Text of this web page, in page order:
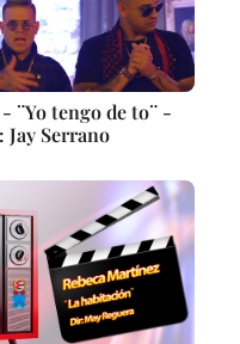
¨Yo tengo de to¨ -
Serrano